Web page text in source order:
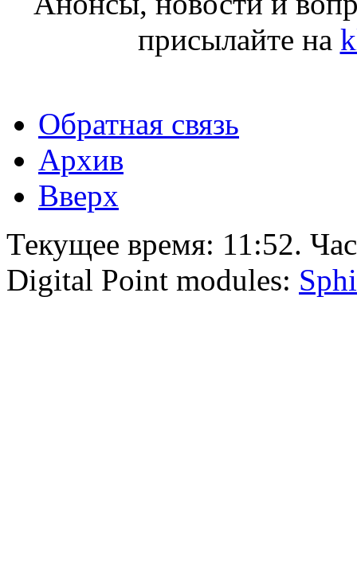
присылайте на
Обратная связь
Архив
Вверх
Текущее время: 11:52.
Digital Point modules: